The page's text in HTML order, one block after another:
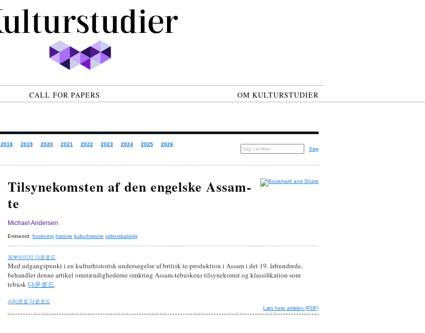
CALL FOR PAPERS OM KULTURSTUDIER
2018 2019 2020 2021 2022 2023 2024 2025
2026
Søg
Tilsynekomsten af den engelske Assam-
te
Michael Andersen
Emneord: forskning historie kulturhistorie videnskabelig
외부이미지 다운로드
Med udgangspunkt i en kulturhistorisk undersøgelse af britisk te-produktion i Assam i det 19. århundrede,
behandler denne artikel omstændighederne omkring Assam-tebuskens tilsynekomst og klassifikation som
tebusk 다운로드.
시티즌포 다운로드
Læs hele artiklen (PDF)